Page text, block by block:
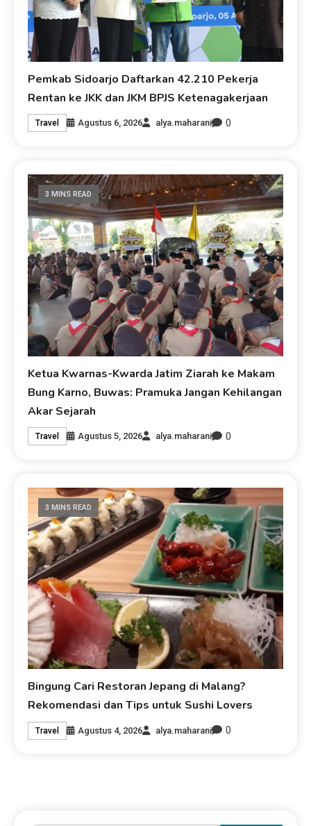
Pemkab Sidoarjo Daftarkan 42.210 Pekerja
Rentan ke JKK dan JKM BPJS Ketenagakerjaan
Travel Agustus 6, 2026 alya.maharani 0
3 MINS READ
Ketua Kwarnas-Kwarda Jatim Ziarah ke Makam
Bung Karno, Buwas: Pramuka Jangan Kehilangan
Akar Sejarah
Travel Agustus 5, 2026 alya.maharani 0
3 MINS READ
Bingung Cari Restoran Jepang di Malang?
Rekomendasi dan Tips untuk Sushi Lovers
Travel Agustus 4, 2026 alya.maharani 0